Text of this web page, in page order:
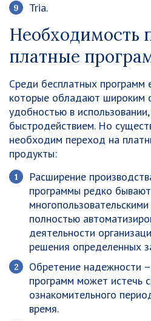
Tria.
Необходимость
платные
Среди бесплатных программ
которые обладают широким
удобностью в
быстродействием. Но
необходим переход на
продукты:
Расширение
программы редко бывают
полностью
деятельности
решения определенных
Обретение надежности
программ может истечь
ознакомительного
время.